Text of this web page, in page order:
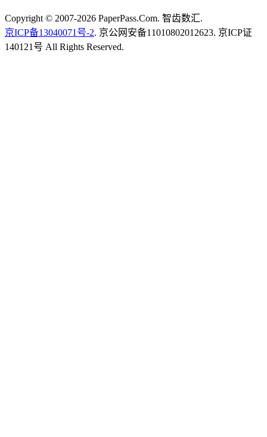
Copyright © 2007-2026 PaperPass.Com. 智齿数汇.
京ICP备13040071号-2. 京公网安备11010802012623. 京ICP证
140121号 All Rights Reserved.